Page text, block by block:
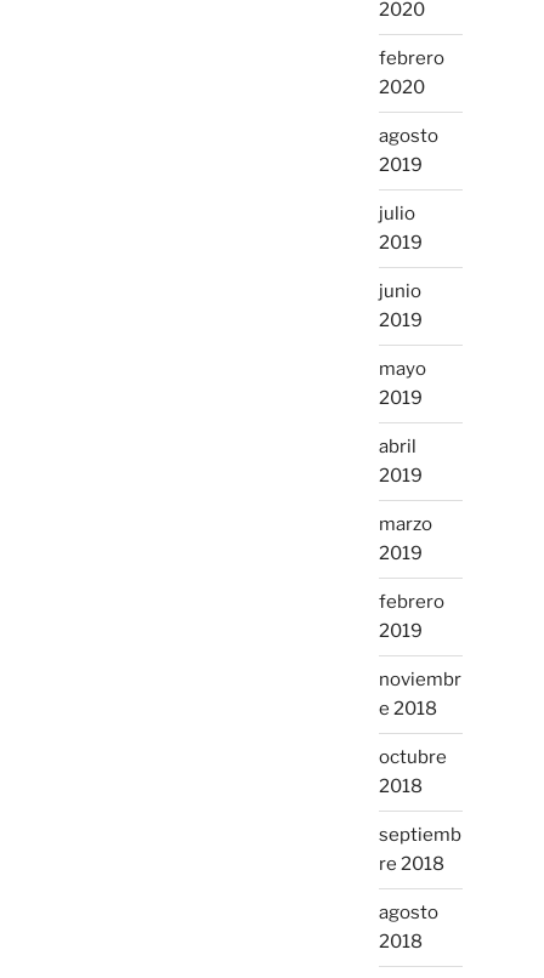
2020
febrero
2020
agosto
2019
julio
2019
junio
2019
mayo
2019
abril
2019
marzo
2019
febrero
2019
noviembr
e 2018
octubre
2018
septiemb
re 2018
agosto
2018